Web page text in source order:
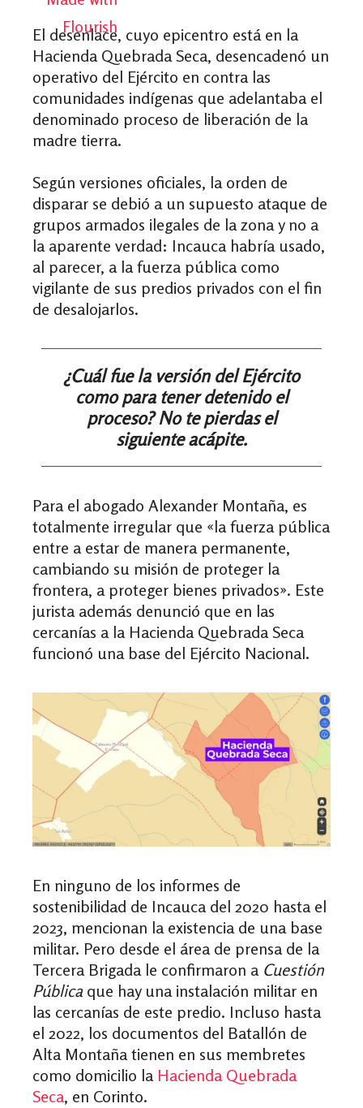
El desenlace, cuyo epicentro está en la
Hacienda Quebrada Seca, desencadenó un
operativo del Ejército en contra las
comunidades indígenas que adelantaba el
denominado proceso de liberación de la
madre tierra.
Según versiones oficiales, la orden de
disparar se debió a un supuesto ataque de
grupos armados ilegales de la zona y no a
la aparente verdad: Incauca habría usado,
al parecer, a la fuerza pública como
vigilante de sus predios privados con el fin
de desalojarlos.
¿Cuál fue la versión del Ejército
como para tener detenido el
proceso? No te pierdas el
siguiente acápite.
Para el abogado Alexander Montaña, es
totalmente irregular que «la fuerza pública
entre a estar de manera permanente,
cambiando su misión de proteger la
frontera, a proteger bienes privados». Este
jurista además denunció que en las
cercanías a la Hacienda Quebrada Seca
funcionó una base del Ejército Nacional.
En ninguno de los informes de
sostenibilidad de Incauca del 2020 hasta el
2023, mencionan la existencia de una base
militar. Pero desde el área de prensa de la
Tercera Brigada le confirmaron a Cuestión
Pública que hay una instalación militar en
las cercanías de este predio. Incluso hasta
el 2022, los documentos del Batallón de
Alta Montaña tienen en sus membretes
como domicilio la Hacienda Quebrada
Seca, en Corinto.